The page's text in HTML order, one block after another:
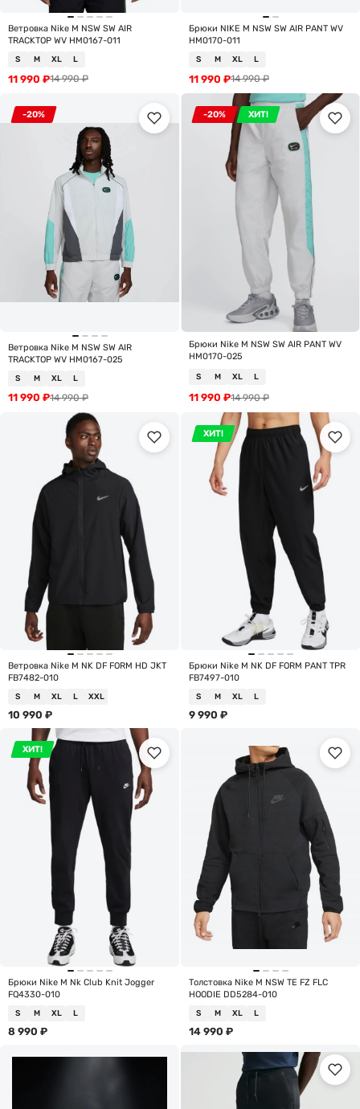
Ветровка Nike M NSW SW AIR
TRACKTOP WV HM0167-011
S M XL L
14 990₽
11 990 ₽
Брюки NIKE M NSW SW AIR PANT WV
HM0170-011
S M XL L
14 990₽
11 990 ₽
-20%
Ветровка Nike M NSW SW AIR
TRACKTOP WV HM0167-025
S M XL L
14 990₽
11 990 ₽
-20% ХИТ!
Брюки Nike M NSW SW AIR PANT WV
HM0170-025
S M XL L
14 990₽
11 990 ₽
Ветровка Nike M NK DF FORM HD JKT
FB7482-010
S M XL L XXL
10 990 ₽
ХИТ!
Брюки Nike M NK DF FORM PANT TPR
FB7497-010
S M XL L
9 990 ₽
ХИТ!
Брюки Nike M Nk Club Knit Jogger
FQ4330-010
S M XL L
8 990 ₽
Толстовка Nike M NSW TE FZ FLC
HOODIE DD5284-010
S M XL L
14 990 ₽